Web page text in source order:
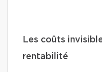
Les coûts
rentabilité